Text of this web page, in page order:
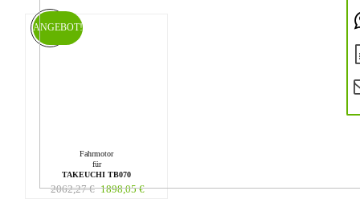
Fahrmotor
für
TAKEUCHI TB070
2062,27€ 1898,05€
ANGEBOT!